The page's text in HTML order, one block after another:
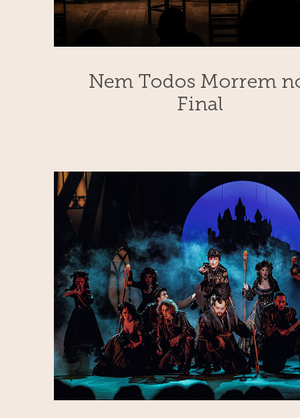
Nem Todos Morrem
Final